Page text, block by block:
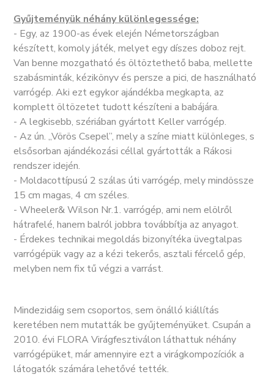
Gyűjteményük néhány különlegessége:
- Egy, az 1900-as évek elején Németországban
készített, komoly játék, melyet egy díszes doboz rejt.
Van benne mozgatható és öltöztethető baba, mellette
szabásminták, kézikönyv és persze a pici, de használható
varrógép. Aki ezt egykor ajándékba megkapta, az
komplett öltözetet tudott készíteni a babájára.
- A legkisebb, szériában gyártott Keller varrógép.
- Az ún. „Vörös Csepel”, mely a színe miatt különleges, s
elsősorban ajándékozási céllal gyártották a Rákosi
rendszer idején.
- Moldacottípusú 2 szálas úti varrógép, mely mindössze
15 cm magas, 4 cm széles.
- Wheeler& Wilson Nr.1. varrógép, ami nem elölről
hátrafelé, hanem balról jobbra továbbítja az anyagot.
- Érdekes technikai megoldás bizonyítéka üvegtalpas
varrógépük vagy az a kézi tekerős, asztali fércelő gép,
melyben nem fix tű végzi a varrást.
Mindezidáig sem csoportos, sem önálló kiállítás
keretében nem mutatták be gyűjteményüket. Csupán a
2010. évi FLORA Virágfesztiválon láthattuk néhány
varrógépüket, már amennyire ezt a virágkompozíciók a
látogatók számára lehetővé tették.